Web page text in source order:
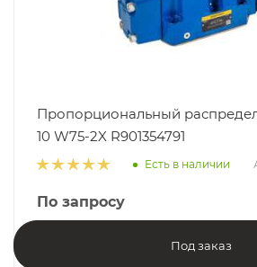
Пропорциональный
10 W75-2X R901354791
Есть в наличии
По запросу
Под заказ